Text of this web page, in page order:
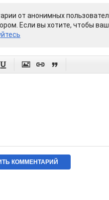
от анонимных
Если вы хотите, чтобы
   